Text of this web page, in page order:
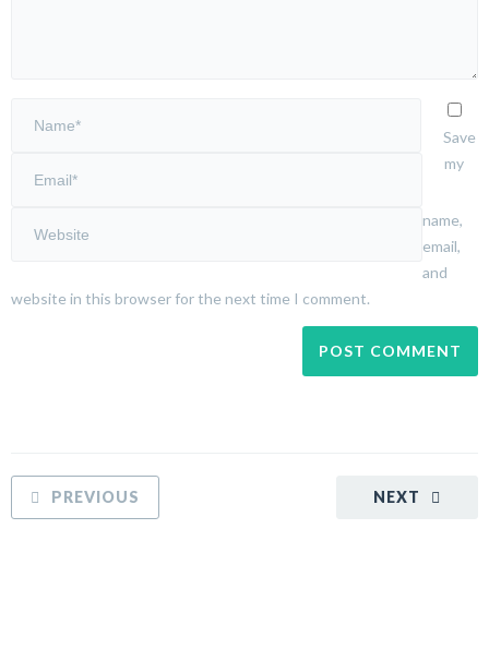
Save
my
name,
email,
and
website in this browser for the next time I comment.
NEXT
PREVIOUS